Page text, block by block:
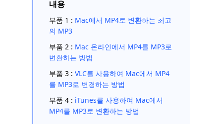
내용
부품 1 : Mac에서 MP4로 변환하는 최고
의 MP3
부품 2 : Mac 온라인에서 MP4를 MP3로
변환하는 방법
부품 3 : VLC를 사용하여 Mac에서 MP4
를 MP3로 변경하는 방법
부품 4 : iTunes를 사용하여 Mac에서
MP4를 MP3로 변환하는 방법